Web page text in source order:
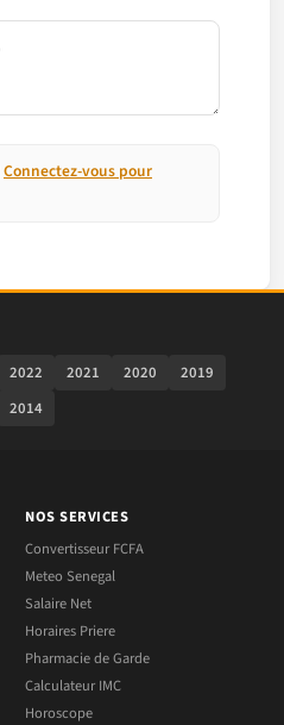
Connectez-vous pour
2022 2021 2020
2019
2014
NOS SERVICES
Convertisseur FCFA
Meteo Senegal
Salaire Net
Horaires Priere
Pharmacie de Garde
Calculateur IMC
Horoscope